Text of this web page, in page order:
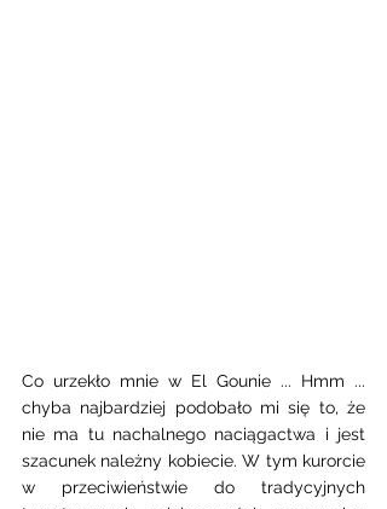
Co urzekło mnie w El Gounie ... Hmm ...
chyba najbardziej podobało mi się to, że
nie ma tu nachalnego naciągactwa i jest
szacunek należny kobiecie. W tym kurorcie
w przeciwieństwie do tradycyjnych